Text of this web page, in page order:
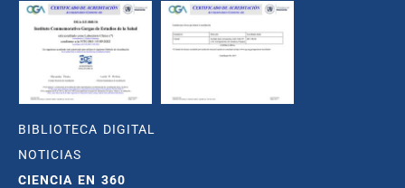
BIBLIOTECA DIGITAL
NOTICIAS
CIENCIA EN 360